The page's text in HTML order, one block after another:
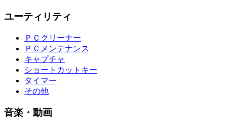
ユーティリティ
ＰＣクリーナー
ＰＣメンテナンス
キャプチャ
ショートカットキー
タイマー
その他
音楽・動画